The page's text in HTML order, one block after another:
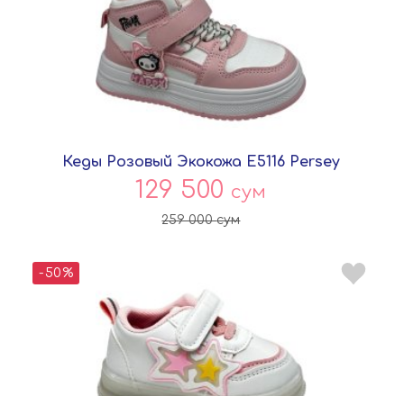
Кеды Розовый Экокожа E5116 Persey
129 500 сум
259 000сум
-50%